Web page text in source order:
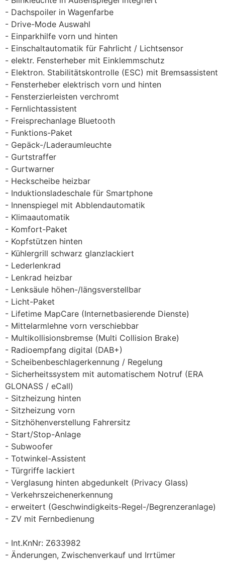
Dachspoiler in Wagenfarbe
Drive-Mode Auswahl
Einparkhilfe vorn und hinten
Einschaltautomatik für Fahrlicht / Lichtsensor
elektr. Fensterheber mit Einklemmschutz
Elektron. Stabilitätskontrolle (ESC) mit Bremsassistent
Fensterheber elektrisch vorn und hinten
Fensterzierleisten verchromt
Fernlichtassistent
Freisprechanlage Bluetooth
Funktions-Paket
Gepäck-/Laderaumleuchte
Gurtstraffer
Gurtwarner
Heckscheibe heizbar
Induktionsladeschale für Smartphone
Innenspiegel mit Abblendautomatik
Klimaautomatik
Komfort-Paket
Kopfstützen hinten
Kühlergrill schwarz glanzlackiert
Lederlenkrad
Lenkrad heizbar
Lenksäule höhen-/längsverstellbar
Licht-Paket
Lifetime MapCare (Internetbasierende Dienste)
Mittelarmlehne vorn verschiebbar
Multikollisionsbremse (Multi Collision Brake)
Radioempfang digital (DAB+)
Scheibenbeschlagerkennung / Regelung
Sicherheitssystem mit automatischem Notruf (ERA
GLONASS / eCall)
Sitzheizung hinten
Sitzheizung vorn
Sitzhöhenverstellung Fahrersitz
Start/Stop-Anlage
Subwoofer
Totwinkel-Assistent
Türgriffe lackiert
Verglasung hinten abgedunkelt (Privacy Glass)
Verkehrszeichenerkennung
erweitert (Geschwindigkeits-Regel-/Begrenzeranlage)
ZV mit Fernbedienung
Int.KnNr: Z633982
Änderungen, Zwischenverkauf und Irrtümer